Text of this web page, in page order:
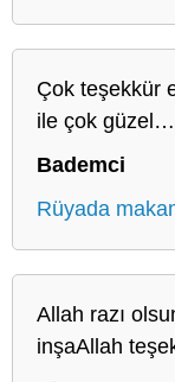
Çok teşekkür
ile çok güzel…
Bademci
Rüyada
Allah razı
inşaAllah